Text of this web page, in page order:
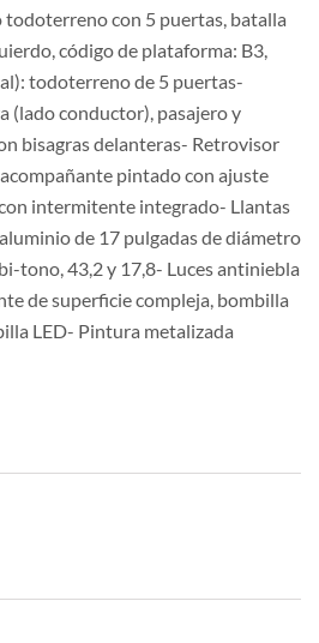
con 5 puertas, batalla
código de plataforma: B3,
todoterreno de 5 puertas-
(lado conductor), pasajero y
bisagras delanteras- Retrovisor
pintado con ajuste
intermitente integrado- Llantas
de 17 pulgadas de diámetro
tono, 43,2 y 17,8- Luces antiniebla
de superficie compleja, bombilla
LED- Pintura metalizada